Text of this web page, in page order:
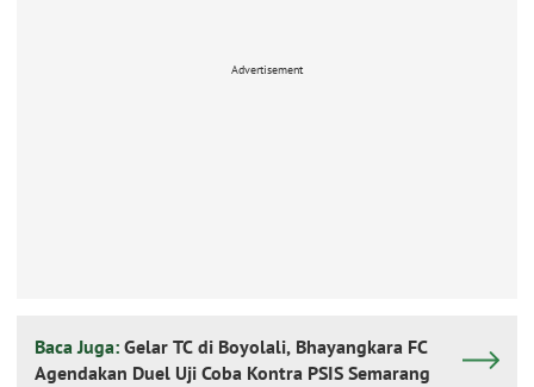
Advertisement
Baca Juga: Gelar TC di Boyolali, Bhayangkara FC
Agendakan Duel Uji Coba Kontra PSIS Semarang